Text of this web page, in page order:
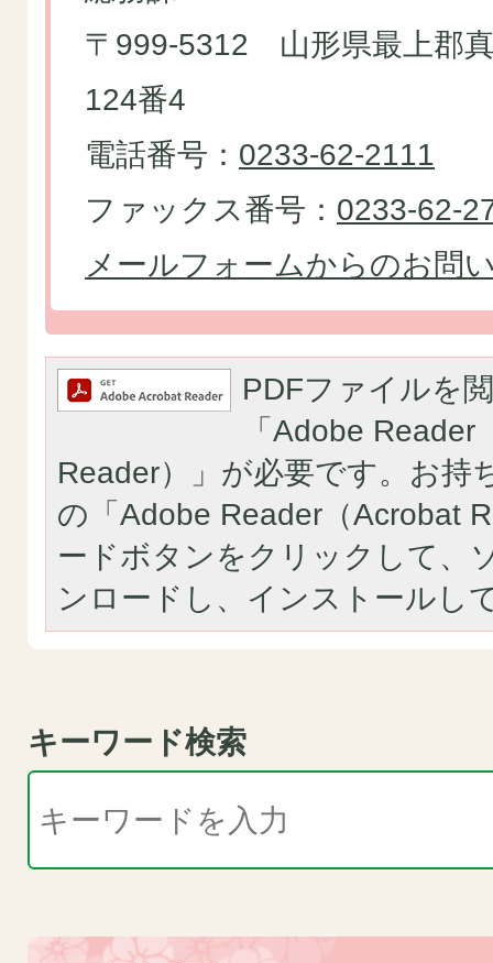
〒999-5312 山形県最上郡
124番4
電話番号： 0233-62-2111
ファックス番号： 0233-62-
メールフォームからのお問
PDFファイルを
「Adobe Reader
Reader）」が必要です。お持
の「Adobe Reader（Acrobat
ードボタンをクリックして、
ンロードし、インストールし
キーワード検索